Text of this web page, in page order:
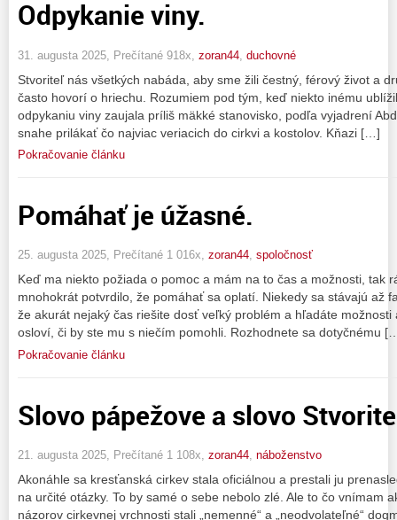
Odpykanie viny.
31. augusta 2025, Prečítané 918x, zoran44 duchovné
Stvoriteľ nás všetkých nabáda, aby sme žili čestný, férový život a
často hovorí o hriechu. Rozumiem pod tým, keď niekto inému
odpykaniu viny zaujala príliš mäkké stanovisko, podľa vyjadrení
snahe prilákať čo najviac veriacich do cirkvi a kostolov. Kňazi […]
Pokračovanie článku
Pomáhať je úžasné.
25. augusta 2025, Prečítané 1 016x, zoran44, spoločnosť
Keď ma niekto požiada o pomoc a mám na to čas a možnosti, tak
mnohokrát potvrdilo, že pomáhať sa oplatí. Niekedy sa stávajú až
že akurát nejaký čas riešite dosť veľký problém a hľadáte
osloví, či by ste mu s niečím pomohli. Rozhodnete sa dotyčnému
Pokračovanie článku
Slovo pápežove a slovo
21. augusta 2025, Prečítané 1 108x, zoran44, náboženstvo
Akonáhle sa kresťanská cirkev stala oficiálnou a prestali ju
na určité otázky. To by samé o sebe nebolo zlé. Ale to čo vnímam
názorov cirkevnej vrchnosti stali „nemenné“ a „neodvolateľné“